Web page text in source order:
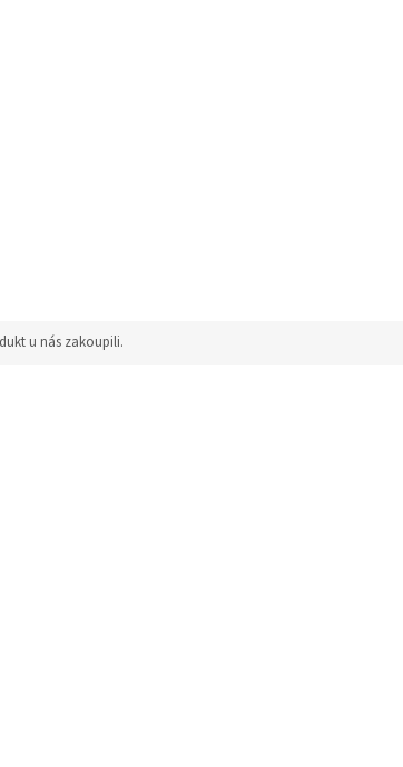
u nás zakoupili.